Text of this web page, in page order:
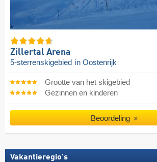
Zillertal Arena
5-sterrenskigebied in Oostenrijk
Grootte van het skigebied
Gezinnen en kinderen
Beoordeling
Vakantieregio's